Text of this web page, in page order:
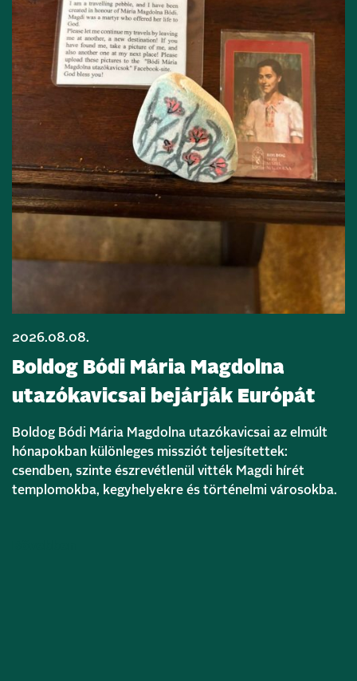
2026.08.08.
Boldog Bódi Mária Magdolna
utazókavicsai bejárják Európát
Boldog Bódi Mária Magdolna utazókavicsai az elmúlt
hónapokban különleges missziót teljesítettek:
csendben, szinte észrevétlenül vitték Magdi hírét
templomokba, kegyhelyekre és történelmi városokba.